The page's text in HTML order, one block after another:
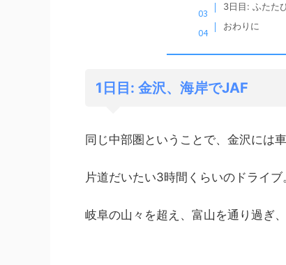
3日目: ふたた
おわりに
1日目: 金沢、海岸でJAF
同じ中部圏ということで、金沢には
片道だいたい3時間くらいのドライブ
岐阜の山々を超え、富山を通り過ぎ